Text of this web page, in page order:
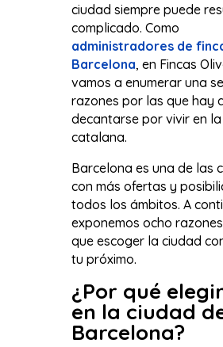
ciudad siempre puede
complicado. Como
administradores de
Barcelona, en Fincas
vamos a enumerar una
razones por las que hay
decantarse por vivir en
catalana.
Barcelona es una de las
con más ofertas y
todos los ámbitos. A
exponemos ocho
que escoger la ciudad
tu próximo.
¿Por qué
en la ciudad
Barcelona?